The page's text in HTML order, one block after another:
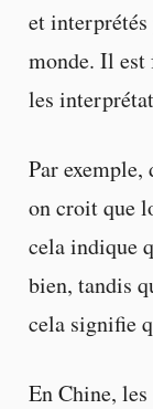
et interprétés
monde. Il est
les
Par
on croit que
cela indique
bien, tandis
cela signifie
En Chine,